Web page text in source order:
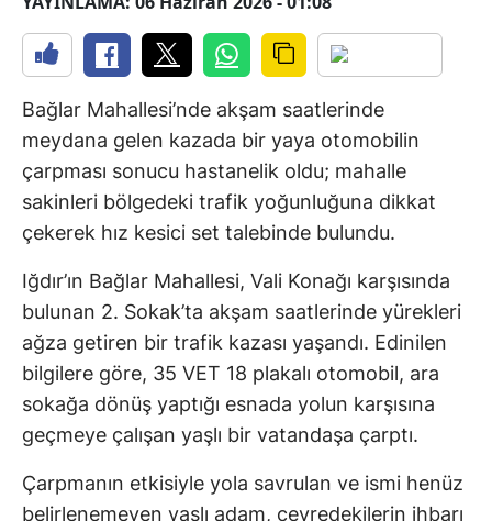
Bağlar Mahallesi’nde akşam saatlerinde
meydana gelen kazada bir yaya otomobilin
çarpması sonucu hastanelik oldu; mahalle
sakinleri bölgedeki trafik yoğunluğuna dikkat
çekerek hız kesici set talebinde bulundu.
Iğdır’ın Bağlar Mahallesi, Vali Konağı karşısında
bulunan 2. Sokak’ta akşam saatlerinde yürekleri
ağza getiren bir trafik kazası yaşandı. Edinilen
bilgilere göre, 35 VET 18 plakalı otomobil, ara
sokağa dönüş yaptığı esnada yolun karşısına
geçmeye çalışan yaşlı bir vatandaşa çarptı.
Çarpmanın etkisiyle yola savrulan ve ismi henüz
belirlenemeyen yaşlı adam, çevredekilerin ihbarı